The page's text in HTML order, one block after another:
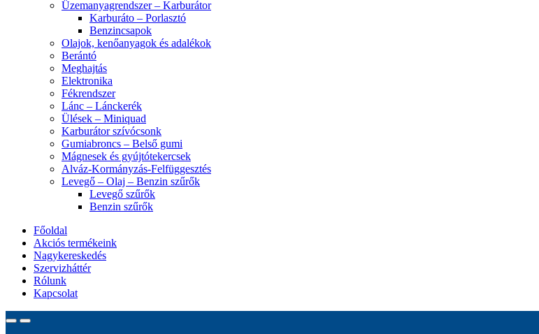
Üzemanyagrendszer – Karburátor
Karburáto – Porlasztó
Benzincsapok
Olajok, kenőanyagok és adalékok
Berántó
Meghajtás
Elektronika
Fékrendszer
Lánc – Lánckerék
Ülések – Miniquad
Karburátor szívócsonk
Gumiabroncs – Belső gumi
Mágnesek és gyújtótekercsek
Alváz-Kormányzás-Felfüggesztés
Levegő – Olaj – Benzin szűrők
Levegő szűrők
Benzin szűrők
Főoldal
Akciós termékeink
Nagykereskedés
Szervizháttér
Rólunk
Kapcsolat